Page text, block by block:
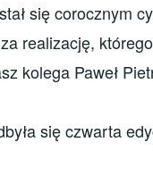
się corocznym
realizację,
kolega Paweł
się czwarta